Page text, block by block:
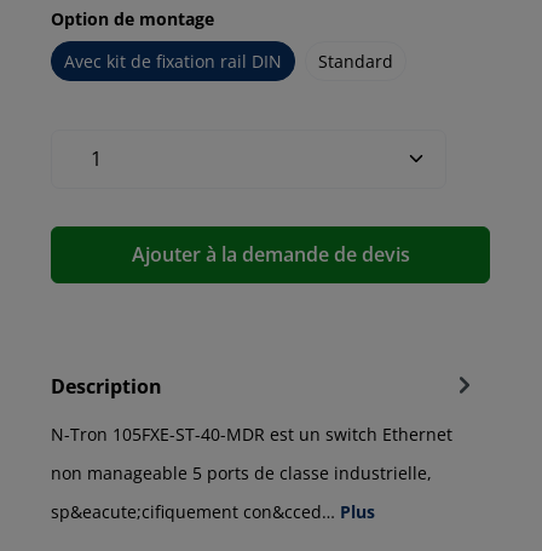
Option de montage
Avec kit de fixation rail DIN
Standard
Ajouter à la demande de devis
Description
N-Tron 105FXE-ST-40-MDR est un switch Ethernet
non manageable 5 ports de classe industrielle,
sp&eacute;cifiquement con&cced… Plus